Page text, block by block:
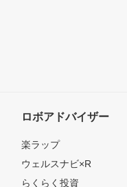
ロボアドバイザー
楽ラップ
ウェルスナビ×R
らくらく投資